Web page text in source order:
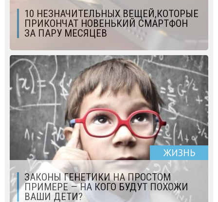
10 НЕЗНАЧИТЕЛЬНЫХ ВЕЩЕЙ,КОТОРЫЕ
ПРИКОНЧАТ НОВЕНЬКИЙ СМАРТФОН
ЗА ПАРУ МЕСЯЦЕВ
ЖИЗНЬ
ЗАКОНЫ ГЕНЕТИКИ НА ПРОСТОМ
ПРИМЕРЕ — НА КОГО БУДУТ ПОХОЖИ
ВАШИ ДЕТИ?